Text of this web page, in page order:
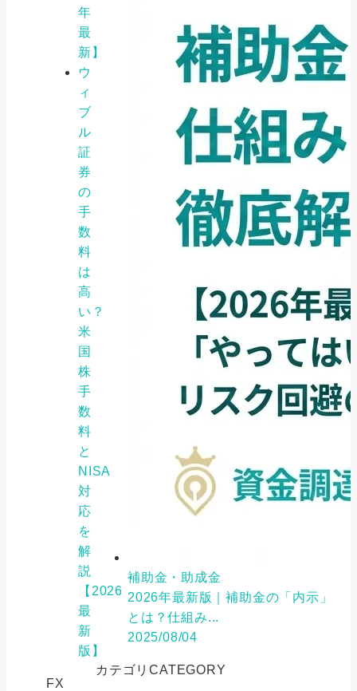
年
最
新】
ウ
ィ
ブ
ル
証
券
の
手
数
料
は
高
い？
米
国
株
手
数
料
と
NISA
対
応
を
解
説
【2026
最
新
版】
FX
補助金・助成金
2026年最新版｜補助金の「内示」
とは？仕組み...
2025/08/04
カテゴリCATEGORY